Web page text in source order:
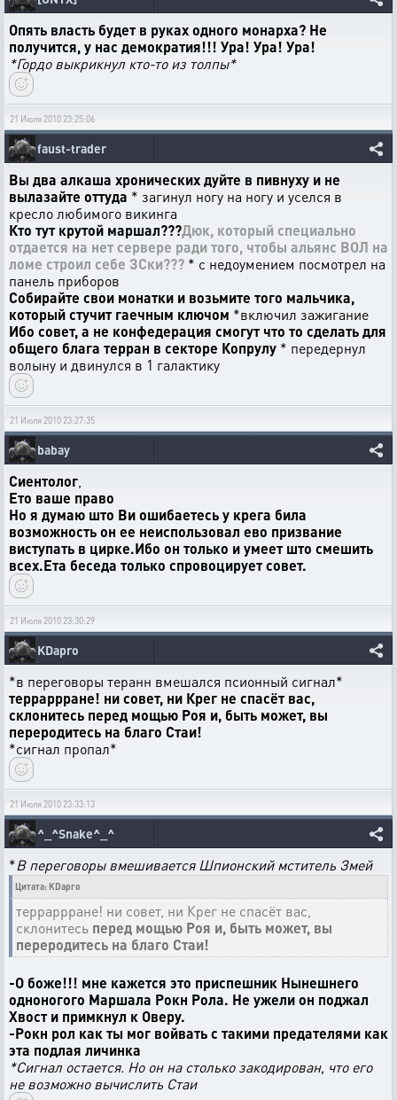
Опять власть будет в руках одного монарха? Не
получится, у нас демократия!!! Ура! Ура! Ура!
*Гордо выкрикнул кто-то из толпы*
21 Июля 2010 23:25:06
faust-trader
Вы два алкаша хронических дуйте в пивнуху и не
вылазайте оттуда * загинул ногу на ногу и уселся в
кресло любимого викинга
Кто тут крутой маршал???Дюк, который специально
отдается на нет сервере ради того, чтобы альянс ВОЛ на
ломе строил себе ЗСки??? * с недоумением посмотрел на
панель приборов
Собирайте свои монатки и возьмите того мальчика,
который стучит гаечным ключом *включил зажигание
Ибо совет, а не конфедерация смогут что то сделать для
общего блага терран в секторе Копрулу * передернул
волыну и двинулся в 1 галактику
21 Июля 2010 23:27:35
babay
Сиентолог,
Ето ваше право
Но я думаю што Ви ошибаетесь у крега била
возможность он ее неиспользовал ево призвание
виступать в цирке.Ибо он только и умеет што смешить
всех.Ета беседа только спровоцирует совет.
21 Июля 2010 23:30:29
KDapro
*в переговоры теранн вмешался псионный сигнал*
терраррране! ни совет, ни Крег не спасёт вас,
склонитесь перед мощью Роя и, быть может, вы
переродитесь на благо Стаи!
*сигнал пропал*
21 Июля 2010 23:33:13
^_^Snake^_^
*В переговоры вмешивается Шпионский мститель Змей
Цитата: KDapro
терраррране! ни совет, ни Крег не спасёт вас,
склонитесь перед мощью Роя и, быть может, вы
переродитесь на благо Стаи!
-О боже!!! мне кажется это приспешник Нынешнего
одноногого Маршала Рокн Рола. Не ужели он поджал
Хвост и примкнул к Оверу.
-Рокн рол как ты мог войвать с такими предателями как
эта подлая личинка
*Сигнал остается. Но он на столько закодирован, что его
не возможно вычислить Стаи